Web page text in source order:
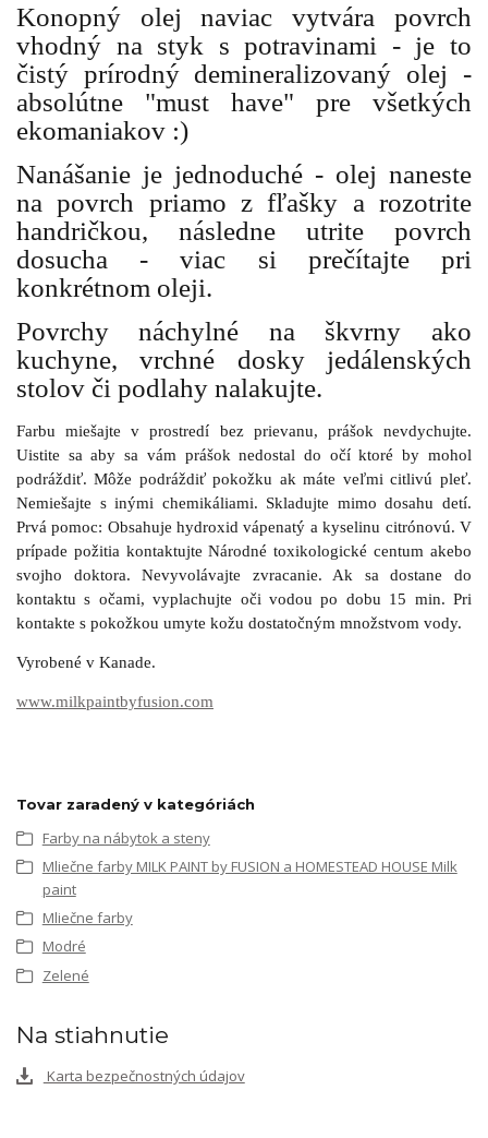
Konopný olej naviac vytvára povrch
vhodný na styk s potravinami - je to
čistý prírodný demineralizovaný olej -
absolútne "must have" pre všetkých
ekomaniakov :)
Nanášanie je jednoduché - olej naneste
na povrch priamo z fľašky a rozotrite
handričkou, následne utrite povrch
dosucha - viac si prečítajte pri
konkrétnom oleji.
Povrchy náchylné na škvrny ako
kuchyne, vrchné dosky jedálenských
stolov či podlahy nalakujte.
Farbu miešajte v prostredí bez prievanu, prášok nevdychujte.
Uistite sa aby sa vám prášok nedostal do očí ktoré by mohol
podráždiť. Môže podráždiť pokožku ak máte veľmi citlivú pleť.
Nemiešajte s inými chemikáliami. Skladujte mimo dosahu detí.
Prvá pomoc: Obsahuje hydroxid vápenatý a kyselinu citrónovú. V
prípade požitia kontaktujte Národné toxikologické centum akebo
svojho doktora. Nevyvolávajte zvracanie. Ak sa dostane do
kontaktu s očami, vyplachujte oči vodou po dobu 15 min. Pri
kontakte s pokožkou umyte kožu dostatočným množstvom vody.
Vyrobené v Kanade.
www.milkpaintbyfusion.com
Tovar zaradený v kategóriách
Farby na nábytok a steny
Mliečne farby MILK PAINT by FUSION a HOMESTEAD HOUSE Milk
paint
Mliečne farby
Modré
Zelené
Na stiahnutie
Karta bezpečnostných údajov